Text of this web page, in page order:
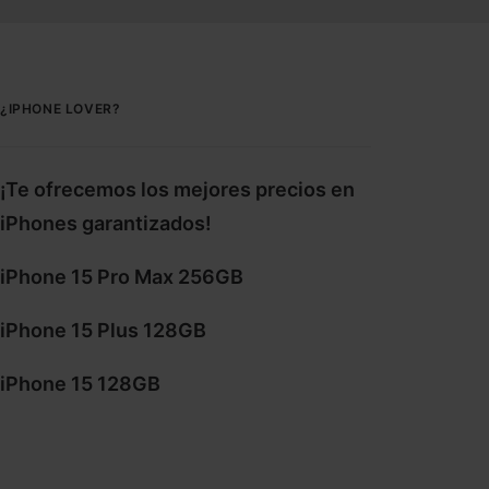
¿IPHONE LOVER?
¡Te ofrecemos los mejores precios en
iPhones garantizados!
iPhone 15 Pro Max 256GB
iPhone 15 Plus 128GB
iPhone 15 128GB